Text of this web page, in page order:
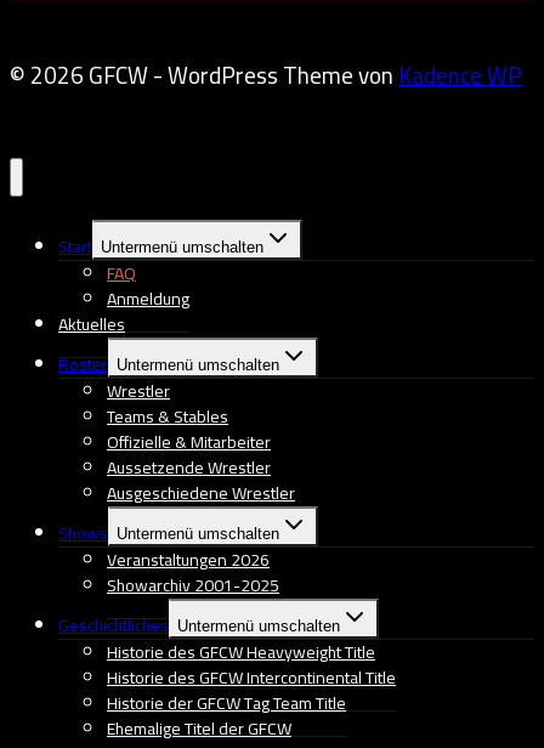
© 2026 GFCW - WordPress Theme vonKadence WP
Start Untermenü umschalten
FAQ
Anmeldung
Aktuelles
Roster Untermenü umschalten
Wrestler
Teams & Stables
Offizielle & Mitarbeiter
Aussetzende Wrestler
Ausgeschiedene Wrestler
Shows Untermenü umschalten
Veranstaltungen 2026
Showarchiv 2001-2025
Geschichtliches Untermenü umschalten
Historie des GFCW Heavyweight Title
Historie des GFCW Intercontinental Title
Historie der GFCW Tag Team Title
Ehemalige Titel der GFCW